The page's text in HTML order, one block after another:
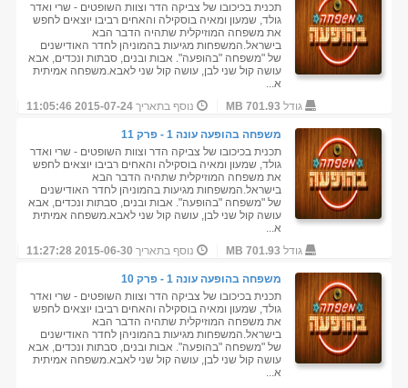
תכנית בכיכובו של צביקה הדר וצוות השופטים - שרי ואדר
גולד, שמעון ומאיה בוסקילה והאחים רביבו יוצאים לחפש
את משפחה המוזיקלית שתהיה הדבר הבא
בישראל.המשפחות מגיעות בהמוניהן לחדר האודישנים
של "משפחה "בהופעה". אבות ובנים, סבתות ונכדים, אבא
עושה קול שני לבן, עושה קול שני לאבא.משפחה אמיתית
א...
גודל 701.93 MB נוסף בתאריך2015-07-24 11:05:46
משפחה בהופעה עונה 1 - פרק 11
תכנית בכיכובו של צביקה הדר וצוות השופטים - שרי ואדר
גולד, שמעון ומאיה בוסקילה והאחים רביבו יוצאים לחפש
את משפחה המוזיקלית שתהיה הדבר הבא
בישראל.המשפחות מגיעות בהמוניהן לחדר האודישנים
של "משפחה "בהופעה". אבות ובנים, סבתות ונכדים, אבא
עושה קול שני לבן, עושה קול שני לאבא.משפחה אמיתית
א...
גודל 701.93 MB נוסף בתאריך 2015-06-30 11:27:28
משפחה בהופעה עונה 1 - פרק 10
תכנית בכיכובו של צביקה הדר וצוות השופטים - שרי ואדר
גולד, שמעון ומאיה בוסקילה והאחים רביבו יוצאים לחפש
את משפחה המוזיקלית שתהיה הדבר הבא
בישראל.המשפחות מגיעות בהמוניהן לחדר האודישנים
של "משפחה "בהופעה". אבות ובנים, סבתות ונכדים, אבא
עושה קול שני לבן, עושה קול שני לאבא.משפחה אמיתית
א...